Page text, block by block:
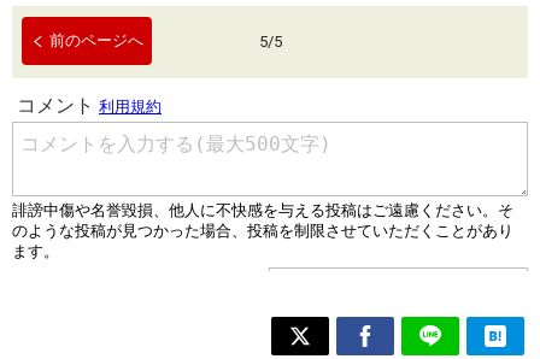
前のページへ 5/5